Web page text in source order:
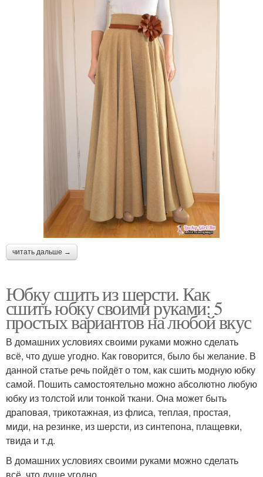
читать дальше →
Юбку сшить из шерсти. Как
сшить юбку своими руками: 5
простых вариантов на любой вкус
В домашних условиях своими руками можно сделать
всё, что душе угодно. Как говорится, было бы желание. В
данной статье речь пойдёт о том, как сшить модную юбку
самой. Пошить самостоятельно можно абсолютно любую
юбку из толстой или тонкой ткани. Она может быть
драповая, трикотажная, из флиса, теплая, простая,
миди, на резинке, из шерсти, из синтепона, плащевки,
твида и т.д.
В домашних условиях своими руками можно сделать